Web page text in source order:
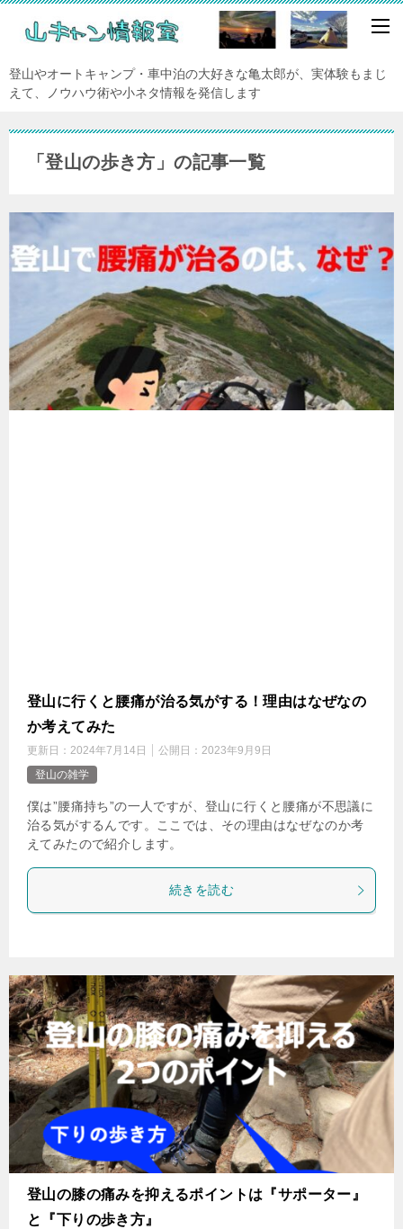
登山やオートキャンプ・車中泊の大好きな亀太郎が、実体験もまじ
えて、ノウハウ術や小ネタ情報を発信します
「登山の歩き方」の記事一覧
登山に行くと腰痛が治る気がする！理由はなぜなの
か考えてみた
更新日： 2024年7月14日 公開日： 2023年9月9日
登山の雑学
僕は”腰痛持ち”の一人ですが、登山に行くと腰痛が不思議に
治る気がするんです。ここでは、その理由はなぜなのか考
えてみたので紹介します。
続きを読む
登山の膝の痛みを抑えるポイントは『サポーター』
と『下りの歩き方』